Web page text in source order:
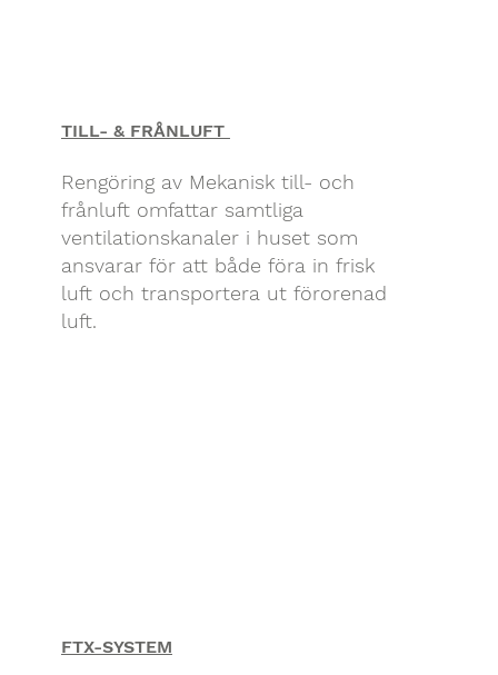
TILL- & FRÅNLUFT
Rengöring av Mekanisk till- och
frånluft omfattar samtliga
ventilationskanaler i huset som
ansvarar för att både föra in frisk
luft och transportera ut förorenad
luft.
FTX-SYSTEM